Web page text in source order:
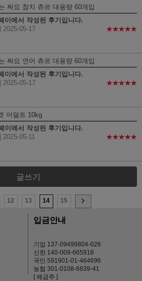
짜요 참치 츄르 대용량 60개입
이에서 작성된 후기입니다.
| 2025-05-17 ★★★★★
짜요 연어 츄르 대용량 60개입
이에서 작성된 후기입니다.
| 2025-05-17 ★★★★★
어덜트 10kg
이에서 작성된 후기입니다.
| 2025-05-11 ★★★★★
글쓰기
12 13 14 15
입금안내
기업 137-09499804-026
신한 140-009-665918
국민 591901-01-464696
농협 301-0108-6839-41
[ 예금주 ]